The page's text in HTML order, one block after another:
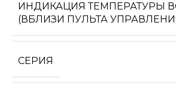
ИНДИКАЦИЯ ТЕМПЕРАТУРЫ
(ВБЛИЗИ ПУЛЬТА
СЕРИЯ